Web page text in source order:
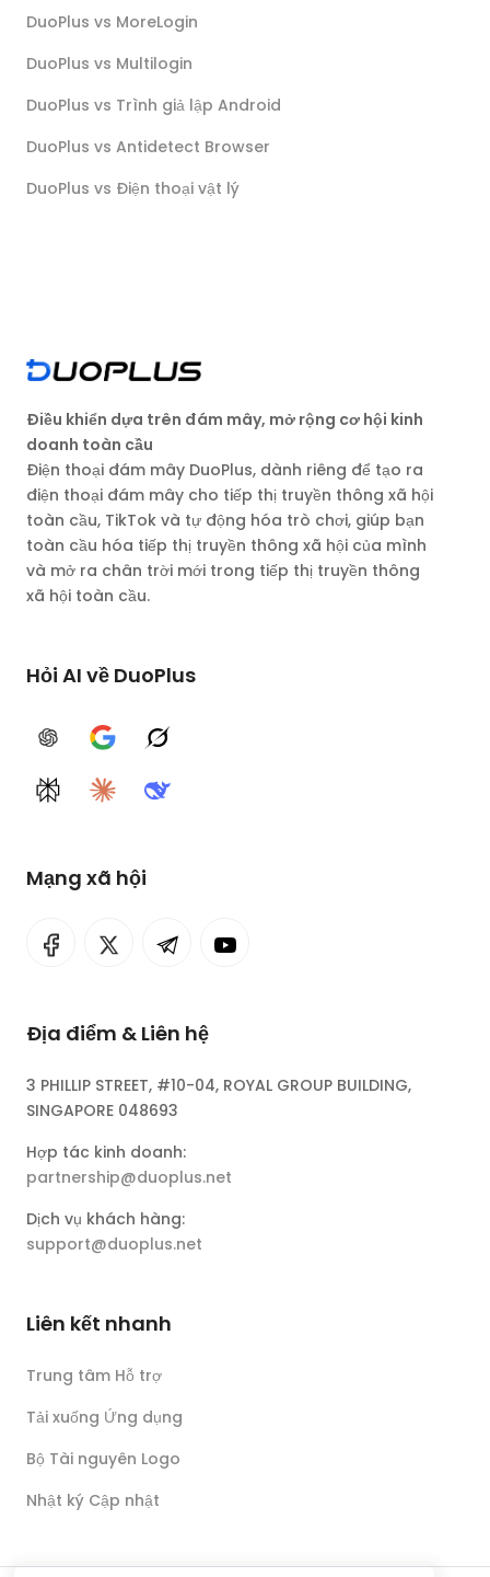
DuoPlus vs MoreLogin
DuoPlus vs Multilogin
DuoPlus vs Trình giả lập Android
DuoPlus vs Antidetect Browser
DuoPlus vs Điện thoại vật lý
Điều khiển dựa trên đám mây, mở rộng cơ hội kinh
doanh toàn cầu
Điện thoại đám mây DuoPlus, dành riêng để tạo ra
điện thoại đám mây cho tiếp thị truyền thông xã hội
toàn cầu, TikTok và tự động hóa trò chơi, giúp bạn
toàn cầu hóa tiếp thị truyền thông xã hội của mình
và mở ra chân trời mới trong tiếp thị truyền thông
xã hội toàn cầu.
Hỏi AI về DuoPlus
ChatGPTGoogle AIGrok
PerplexityClaudeDeepSeek
Mạng xã hội
Địa điểm & Liên hệ
3 PHILLIP STREET, #10-04, ROYAL GROUP BUILDING,
SINGAPORE 048693
Hợp tác kinh doanh:
partnership@duoplus.net
Dịch vụ khách hàng:
support@duoplus.net
Liên kết nhanh
Trung tâm Hỗ trợ
Tải xuống Ứng dụng
Bộ Tài nguyên Logo
Nhật ký Cập nhật